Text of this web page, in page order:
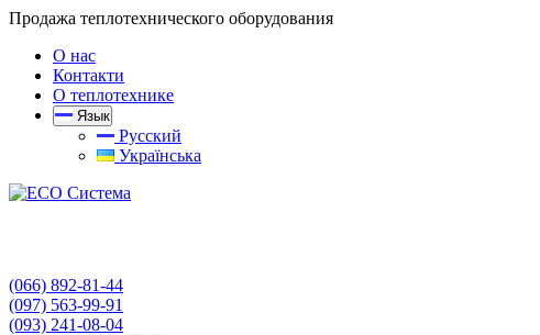
Продажа теплотехнического оборудования
О нас
Контакти
О теплотехнике
Язык
Русский
Українська
(066) 892-81-44
(097) 563-99-91
(093) 241-08-04